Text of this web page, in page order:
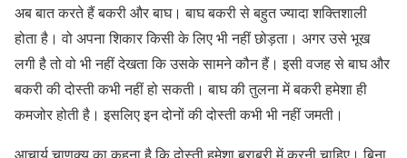
अब बात करते हैं बकरी और बाघ। बाघ बकरी से बहुत ज्यादा शक्तिशाली
होता है। वो अपना शिकार किसी के लिए भी नहीं छोड़ता। अगर उसे भूख
लगी है तो वो भी नहीं देखता कि उसके सामने कौन हैं। इसी वजह से बाघ और
बकरी की दोस्ती कभी नहीं हो सकती। बाघ की तुलना में बकरी हमेशा ही
कमजोर होती है। इसलिए इन दोनों की दोस्ती कभी भी नहीं जमती।
आचार्य चाणक्य का कहना है कि दोस्ती हमेशा बराबरी में करनी चाहिए। बिना